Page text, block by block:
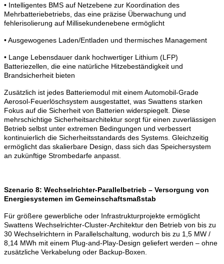
• Intelligentes BMS auf Netzebene zur Koordination des
Mehrbatteriebetriebs, das eine präzise Überwachung und
fehlerisolierung auf Millisekundenebene ermöglicht
• Ausgewogenes Laden/Entladen und thermisches Management
• Lange Lebensdauer dank hochwertiger Lithium (LFP)
Batteriezellen, die eine natürliche Hitzebeständigkeit und
Brandsicherheit bieten
Zusätzlich ist jedes Batteriemodul mit einem Automobil-Grade
Aerosol-Feuerlöschsystem ausgestattet, was Swattens starken
Fokus auf die Sicherheit von Batterien widerspiegelt. Diese
mehrschichtige Sicherheitsarchitektur sorgt für einen zuverlässigen
Betrieb selbst unter extremen Bedingungen und verbessert
kontinuierlich die Sicherheitsstandards des Systems. Gleichzeitig
ermöglicht das skalierbare Design, dass sich das Speichersystem
an zukünftige Strombedarfe anpasst.
Szenario 8: Wechselrichter-Parallelbetrieb – Versorgung von
Energiesystemen im Gemeinschaftsmaßstab
Für größere gewerbliche oder Infrastrukturprojekte ermöglicht
Swattens Wechselrichter-Cluster-Architektur den Betrieb von bis zu
30 Wechselrichtern in Parallelschaltung, wodurch bis zu 1,5 MW /
8,14 MWh mit einem Plug-and-Play-Design geliefert werden – ohne
zusätzliche Verkabelung oder Backup-Boxen.